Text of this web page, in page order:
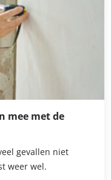
mee met de
gevallen niet
weer wel.